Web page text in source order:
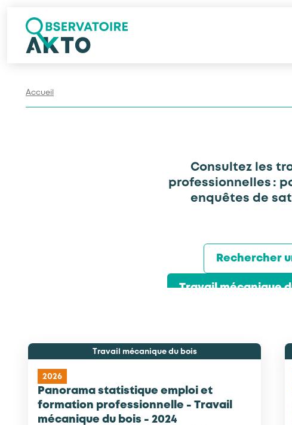
Accueil
Consultez les
professionnelles :
enquêtes de
Travail mécanique
Travail mécanique du bois
2026
Panorama statistique emploi et
formation professionnelle - Travail
mécanique du bois - 2024